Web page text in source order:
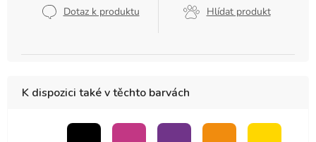
Dotaz k produktu Hlídat produkt
K dispozici také v těchto barvách